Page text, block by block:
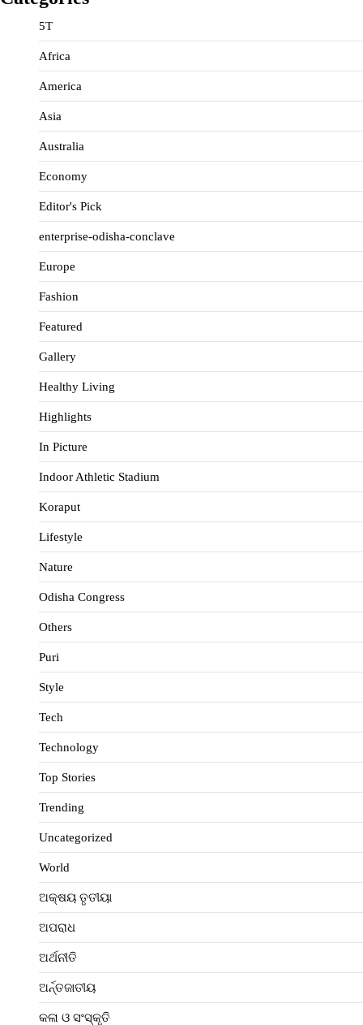
5T
Africa
America
Asia
Australia
Economy
Editor's Pick
enterprise-odisha-conclave
Europe
Fashion
Featured
Gallery
Healthy Living
Highlights
In Picture
Indoor Athletic Stadium
Koraput
Lifestyle
Nature
Odisha Congress
Others
Puri
Style
Tech
Technology
Top Stories
Trending
Uncategorized
World
ଅକ୍ଷୟ ତୃତୀୟା
ଅପରାଧ
ଅର୍ଥନୀତି
ଅର୍ନ୍ତଜାତୀୟ
କଳା ଓ ସଂସ୍କୃତି